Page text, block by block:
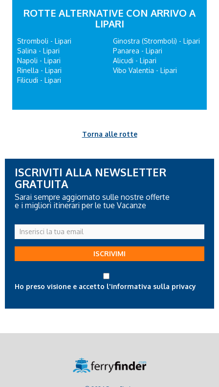
ROTTE ALTERNATIVE CON ARRIVO A
LIPARI
Stromboli - Lipari
Salina - Lipari
Napoli - Lipari
Rinella - Lipari
Filicudi - Lipari
Ginostra (Stromboli) - Lipari
Panarea - Lipari
Alicudi - Lipari
Vibo Valentia - Lipari
Torna alle rotte
ISCRIVITI ALLA NEWSLETTER
GRATUITA
Sarai sempre aggiornato sulle nostre offerte
e i migliori itinerari per le tue Vacanze
Inserisci
la
tua
ISCRIVIMI
Ho preso visione e accetto l'informativa sulla privacy